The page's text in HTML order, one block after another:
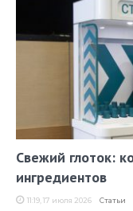
Свежий глоток:
ингредиентов
11:19, 17 июля 2026 Статьи